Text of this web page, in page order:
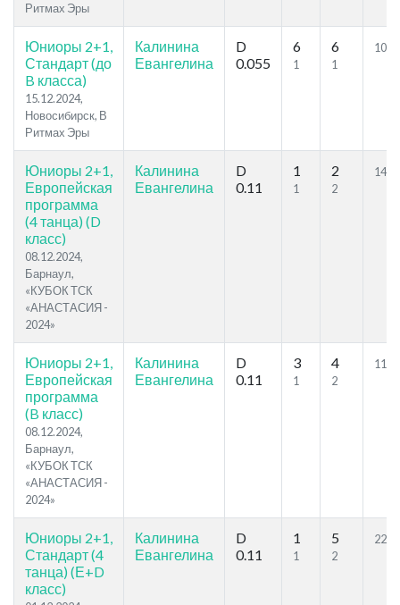
Ритмах Эры
Юниоры 2+1,
Стандарт (до
B класса)
15.12.2024,
Новосибирск, В
Ритмах Эры
Калинина
Евангелина
D
0.055
6
1
6
1
10
Юниоры 2+1,
Европейская
программа
(4 танца) (D
класс)
08.12.2024,
Барнаул,
«КУБОК ТСК
«АНАСТАСИЯ -
2024»
Калинина
Евангелина
D
0.11
1
1
2
2
Юниоры 2+1,
Европейская
программа
(B класс)
08.12.2024,
Барнаул,
«КУБОК ТСК
«АНАСТАСИЯ -
2024»
Калинина
Евангелина
D
0.11
3
1
4
2
Юниоры 2+1,
Стандарт (4
танца) (Е+D
класс)
Калинина
Евангелина
D
0.11
1
1
5
2